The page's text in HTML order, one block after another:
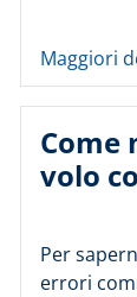
Maggiori
Come
volo
Per
errori